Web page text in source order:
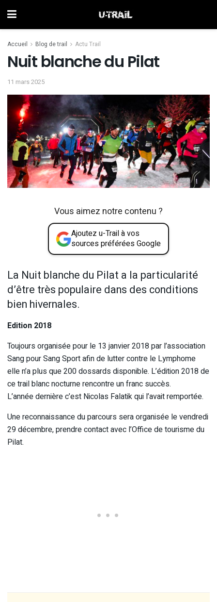
Accueil Blog de trail Actu Trail
Nuit blanche du Pilat
11 mars 2025
Vous aimez notre contenu ?
Ajoutez u-Trail à vos
sources préférées Google
La Nuit blanche du Pilat a la particularité
d’être très populaire dans des conditions
bien hivernales.
Edition 2018
Toujours organisée pour le 13 janvier 2018 par l’association
Sang pour Sang Sport afin de lutter contre le Lymphome
elle n’a plus que 200 dossards disponible. L’édition 2018 de
ce trail blanc nocturne rencontre un franc succès.
L’année dernière c’est Nicolas Falatik qui l’avait remportée.
Une reconnaissance du parcours sera organisée le vendredi
29 décembre, prendre contact avec l’Office de tourisme du
Pilat.